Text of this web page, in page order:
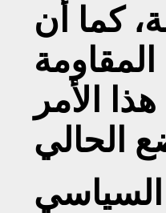
كما أن
الأمر